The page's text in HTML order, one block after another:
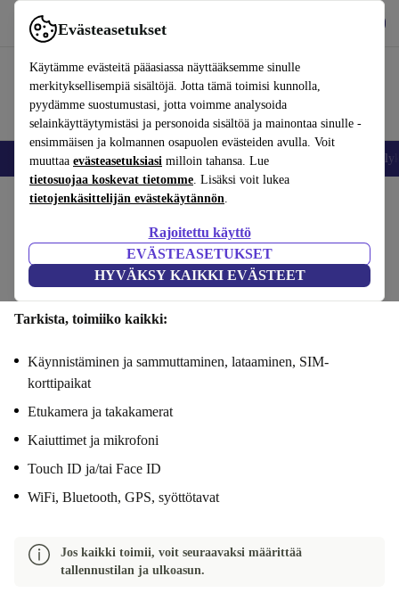
Evästeasetukset
Käytämme evästeitä pääasiassa näyttääksemme sinulle
merkityksellisempiä sisältöjä. Jotta tämä toimisi kunnolla,
pyydämme suostumustasi, jotta voimme analysoida
selainkäyttäytymistäsi ja personoida sisältöä ja mainontaa sinulle -
ensimmäisen ja kolmannen osapuolen evästeiden avulla. Voit
muuttaa evästeasetuksiasi milloin tahansa. Lue
tietosuojaa koskevat tietomme. Lisäksi voit lukea
tietojenkäsittelijän evästekäytännön.
Rajoitettu käyttö
EVÄSTEASETUKSET
HYVÄKSY KAIKKI EVÄSTEET
Käytä refurbed-palvelua nopeasti ja helposti
Matkapuhelimet ja älypuhelimet Kannettavat tietokoneet
Vaiheet 1/4
Toiminnallisuus Tekniset tiedot Tarjous Henkilötiedot
Tarkista, toimiiko kaikki:
Käynnistäminen ja sammuttaminen, lataaminen, SIM-
korttipaikat
Etukamera ja takakamerat
Kaiuttimet ja mikrofoni
Touch ID ja/tai Face ID
WiFi, Bluetooth, GPS, syöttötavat
Jos kaikki toimii, voit seuraavaksi määrittää
tallennustilan ja ulkoasun.